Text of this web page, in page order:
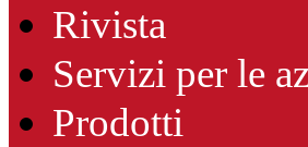
Rivista
Servizi per le
Prodotti